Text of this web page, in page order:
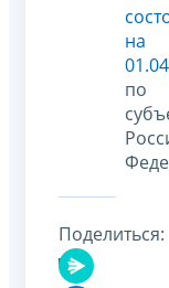
на
по
Поделиться: